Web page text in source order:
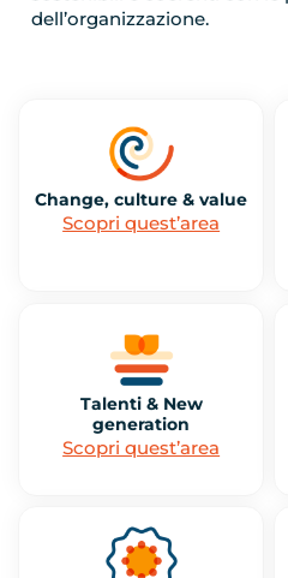
dell’organizzazione.
Change, culture & value
Scopri quest’area
Talenti & New
generation
Scopri quest’area